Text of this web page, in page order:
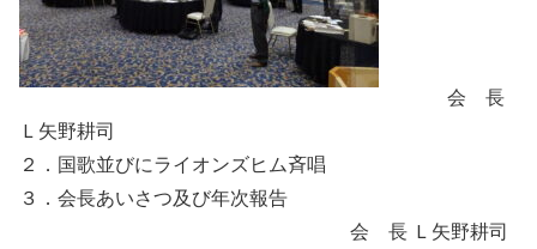
会 長
Ｌ矢野耕司
２．国歌並びにライオンズヒム斉唱
３．会長あいさつ及び年次報告
会 長 Ｌ矢野耕司